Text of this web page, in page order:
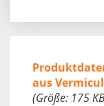
aus
(Größe: 175